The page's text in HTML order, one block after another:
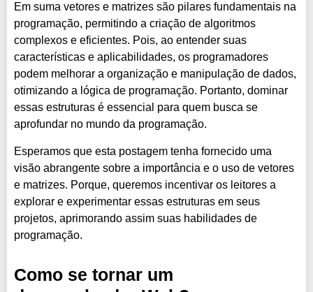
Em suma vetores e matrizes são pilares fundamentais na
programação, permitindo a criação de algoritmos
complexos e eficientes. Pois, ao entender suas
características e aplicabilidades, os programadores
podem melhorar a organização e manipulação de dados,
otimizando a lógica de programação. Portanto, dominar
essas estruturas é essencial para quem busca se
aprofundar no mundo da programação.
Esperamos que esta postagem tenha fornecido uma
visão abrangente sobre a importância e o uso de vetores
e matrizes. Porque, queremos incentivar os leitores a
explorar e experimentar essas estruturas em seus
projetos, aprimorando assim suas habilidades de
programação.
Como se tornar um